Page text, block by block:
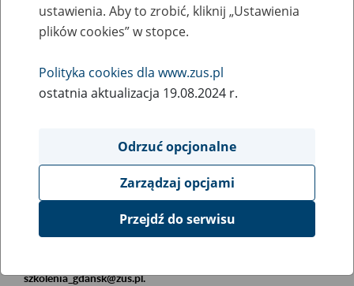
rezerwowane, e-wizyty, Aktywni 50+
Rodzaj wydarzenia
Szkolenia
Obszar merytoryczny
Płatnicy, ubezpieczeni, świadczeniobiorcy
Opis wydarzenia
Szkolenie stacjonarne w siedzibie firmy, instytucji, urzędu.
szkolenia_gdansk@zus.pl.
ustawienia. Aby to zrobić, kliknij „Ustawienia
plików cookies” w stopce.
Polityka cookies dla www.zus.pl
ostatnia aktualizacja 19.08.2024 r.
Odrzuć opcjonalne
Zarządzaj opcjami
Przejdź do serwisu